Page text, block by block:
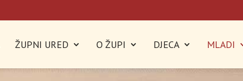
ŽUPNI URED O ŽUPI DJECA MLADI